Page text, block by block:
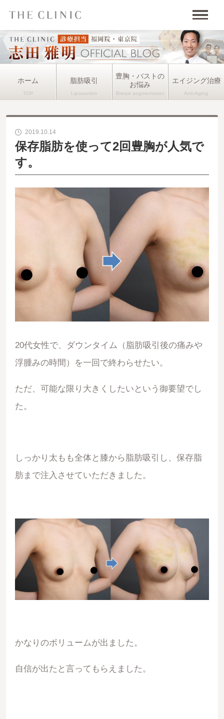
ホーム 脂肪吸引
豊胸・バストの
お悩み
エイジング治療
2019.10.14
保存脂肪を使って2回豊胸が人気で
す。
20代女性で、ダウンタイム（脂肪吸引後の痛みや
浮腫みの時間）を一回で終わらせたい。
ただ、可能な限り大きくしたいという御要望でし
た。
しっかり太もも全体と膝から脂肪吸引し、保存脂
肪まで注入させていただきました。
かなりのボリュームが出ました。
自信が出たと言ってもらえました。